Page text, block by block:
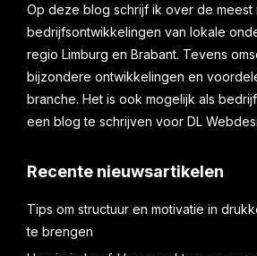
Op deze blog schrijf ik over de meest
bedrijfsontwikkelingen van lokale
regio Limburg en Brabant. Tevens
bijzondere ontwikkelingen en
branche. Het is ook mogelijk als
een blog te schrijven voor DL
Recente nieuwsartikelen
Tips om structuur en motivatie in
te brengen